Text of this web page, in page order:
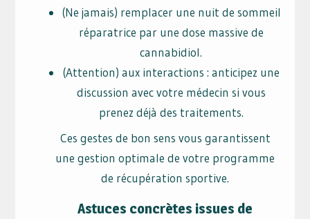
(Ne jamais) remplacer une nuit de sommeil
réparatrice par une dose massive de
cannabidiol.
(Attention) aux interactions : anticipez une
discussion avec votre médecin si vous
prenez déjà des traitements.
Ces gestes de bon sens vous garantissent
une gestion optimale de votre programme
de récupération sportive.
Astuces concrètes issues de